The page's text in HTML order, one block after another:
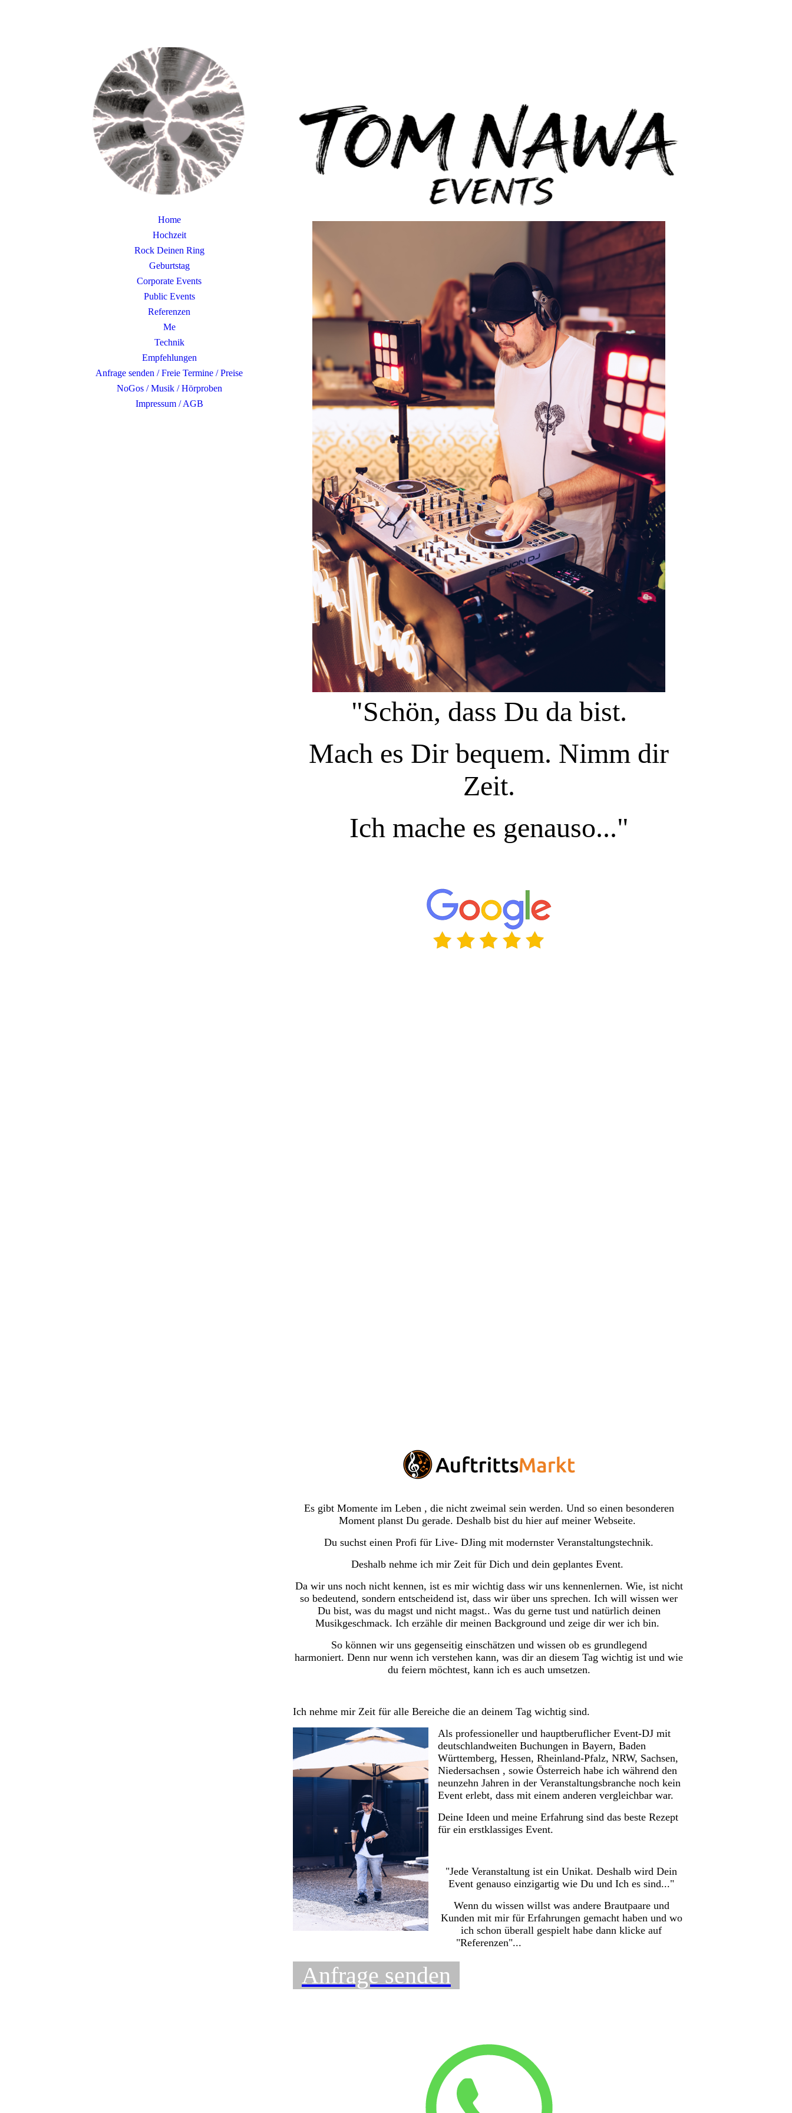
Home
Hochzeit
Rock Deinen Ring
Geburtstag
Corporate Events
Public Events
Referenzen
Me
Technik
Empfehlungen
Anfrage senden / Freie Termine / Preise
NoGos / Musik / Hörproben
Impressum / AGB
"Schön, dass Du da bist.
Mach es Dir bequem. Nimm dir
Zeit.
Ich mache es genauso..."
Es gibt Momente im Leben , die nicht zweimal sein werden. Und so einen besonderen
Moment planst Du gerade. Deshalb bist du hier auf meiner Webseite.
Du suchst einen Profi für Live- DJing mit modernster Veranstaltungstechnik.
Deshalb nehme ich mir Zeit für Dich und dein geplantes Event.
Da wir uns noch nicht kennen, ist es mir wichtig dass wir uns kennenlernen. Wie, ist nicht
so bedeutend, sondern entscheidend ist, dass wir über uns sprechen. Ich will wissen wer
Du bist, was du magst und nicht magst.. Was du gerne tust und natürlich deinen
Musikgeschmack. Ich erzähle dir meinen Background und zeige dir wer ich bin.
So können wir uns gegenseitig einschätzen und wissen ob es grundlegend
harmoniert. Denn nur wenn ich verstehen kann, was dir an diesem Tag wichtig ist und wie
du feiern möchtest, kann ich es auch umsetzen.
Ich nehme mir Zeit für alle Bereiche die an deinem Tag wichtig sind.
Als professioneller und hauptberuflicher Event-DJ mit
deutschlandweiten Buchungen in Bayern, Baden
Württemberg, Hessen, Rheinland-Pfalz, NRW, Sachsen,
Niedersachsen , sowie Österreich habe ich während den
neunzehn Jahren in der Veranstaltungsbranche noch kein
Event erlebt, dass mit einem anderen vergleichbar war.
Deine Ideen und meine Erfahrung sind das beste Rezept
für ein erstklassiges Event.
"Jede Veranstaltung ist ein Unikat. Deshalb wird Dein
Event genauso einzigartig wie Du und Ich es sind..."
Wenn du wissen willst was andere Brautpaare und
Kunden mit mir für Erfahrungen gemacht haben und wo
ich schon überall gespielt habe dann klicke auf
"Referenzen"...
Anfrage senden